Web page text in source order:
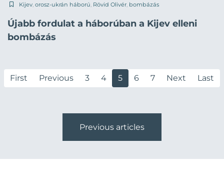
Kijev, orosz-ukrán háború, Rövid Olivér, bombázás
Újabb fordulat a háborúban a Kijev elleni
bombázás
First Previous 3 4 5 6 7 Next Last
Previous articles